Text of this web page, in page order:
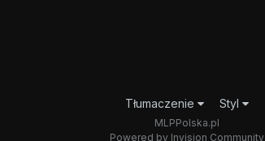
Tłumaczenie Styl
MLPPolska.pl
Powered by Invision Community